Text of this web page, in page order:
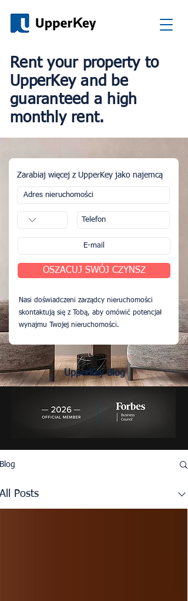
Rent your property to
UpperKey and be
guaranteed a high
monthly rent.
Zarabiaj więcej z UpperKey jako najemcą
OSZACUJ SWÓJ CZYNSZ
Nasi doświadczeni zarządcy nieruchomości
skontaktują się z Tobą, aby omówić potencjał
wynajmu Twojej nieruchomości.
UpperKey Blog
Blog
All Posts